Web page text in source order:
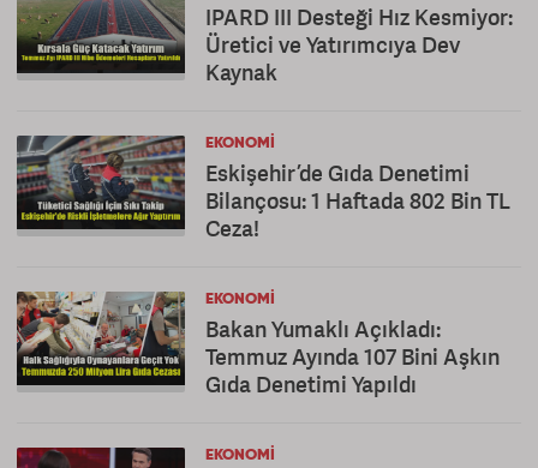
IPARD III Desteği Hız Kesmiyor:
Üretici ve Yatırımcıya Dev
Kaynak
EKONOMI
Eskişehir’de Gıda Denetimi
Bilançosu: 1 Haftada 802 Bin TL
Ceza!
EKONOMI
Bakan Yumaklı Açıkladı:
Temmuz Ayında 107 Bini Aşkın
Gıda Denetimi Yapıldı
EKONOMI